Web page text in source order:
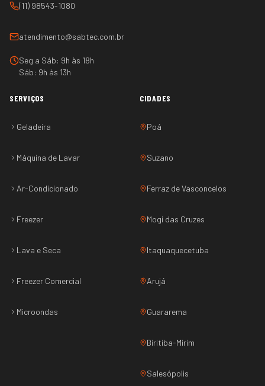
(11) 98543-1080
atendimento@sabtec.com.br
Seg a Sáb: 9h às 18h
Sáb: 9h às 13h
SERVIÇOS
Geladeira
Máquina de Lavar
Ar-Condicionado
Freezer
Lava e Seca
Freezer Comercial
Microondas
CIDADES
Poá
Suzano
Ferraz de Vasconcelos
Mogi das Cruzes
Itaquaquecetuba
Arujá
Guararema
Biritiba-Mirim
Salesópolis